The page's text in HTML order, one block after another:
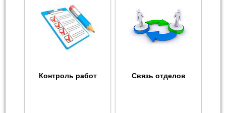
Контроль работ Связь отделов